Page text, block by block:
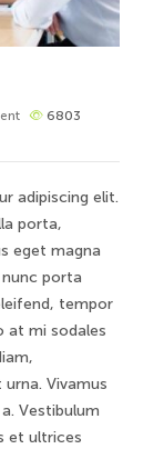
6803
adipiscing elit.
porta,
eget magna
porta
tempor
at mi sodales
Vivamus
Vestibulum
et ultrices